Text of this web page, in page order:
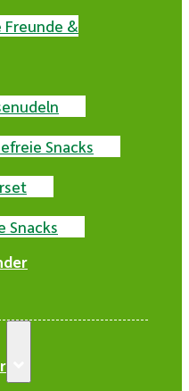
Freunde &
Snacks
Snacks